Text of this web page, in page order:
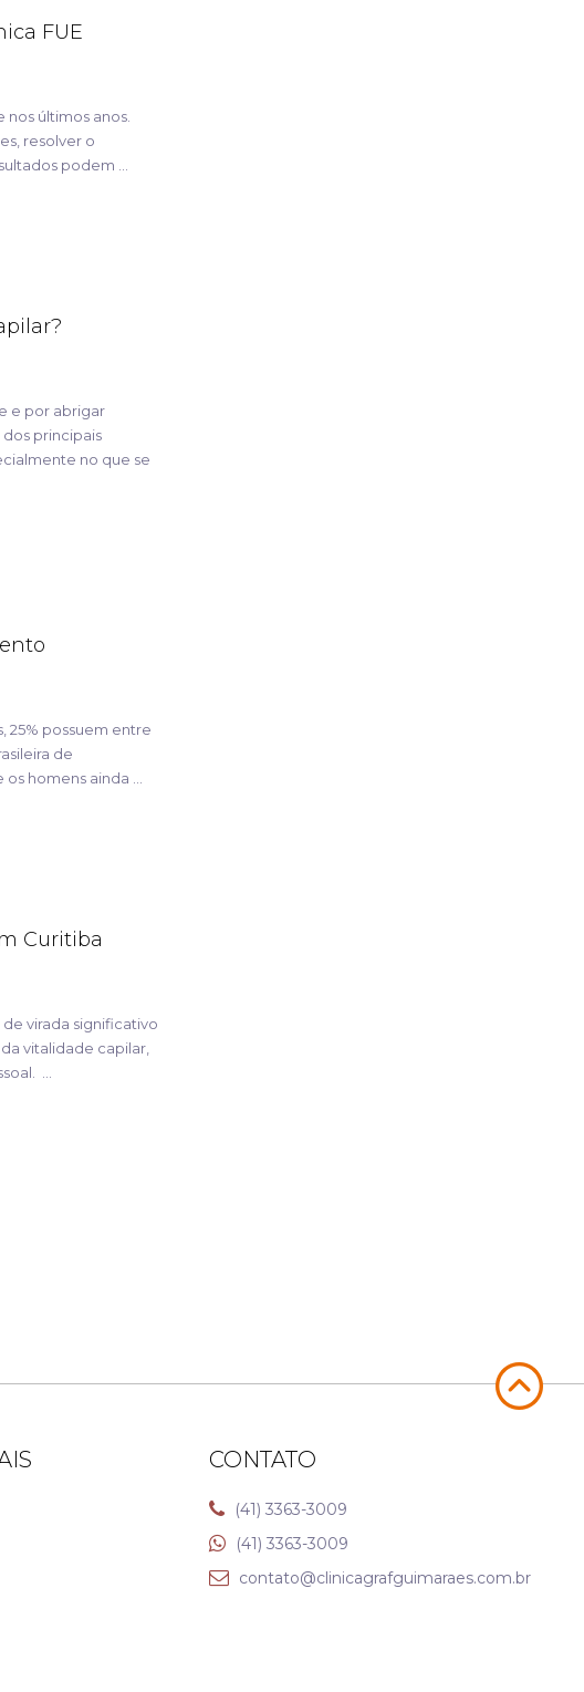
FUE
últimos anos.
resolver o
podem ...
e por abrigar
principais
no que se
25% possuem entre
de
homens ainda ...
Curitiba
virada significativo
vitalidade capilar,
...
CONTATO
(41) 3363-3009
(41) 3363-3009
contato@clinicagrafguimaraes.com.br